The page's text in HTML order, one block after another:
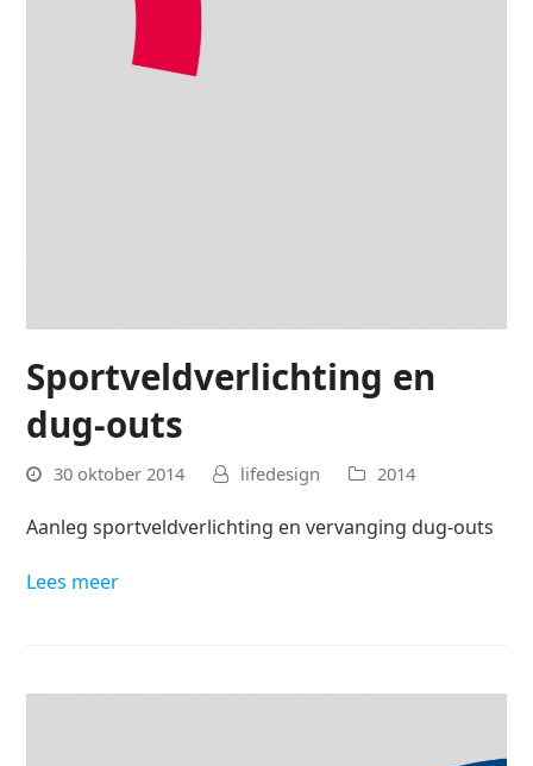
Sportveldverlichting en
dug-outs
30 oktober 2014 lifedesign 2014
Aanleg sportveldverlichting en vervanging dug-outs
Lees meer